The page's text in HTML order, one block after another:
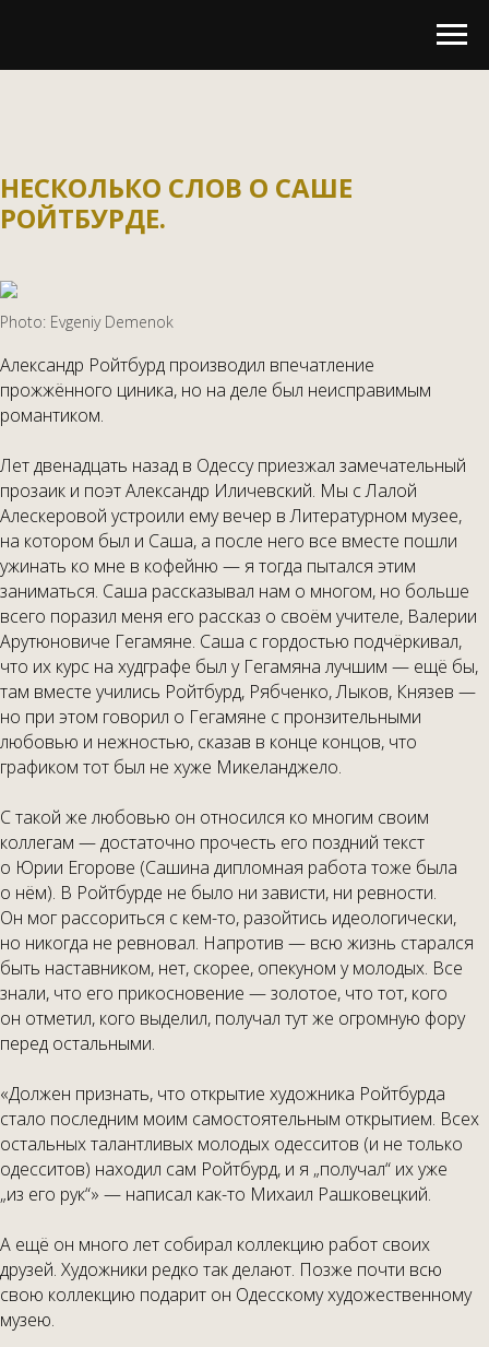
НЕСКОЛЬКО СЛОВ О САШЕ
РОЙТБУРДЕ.
Photo: Evgeniy Demenok
Александр Ройтбурд производил впечатление
прожжённого циника, но на деле был неисправимым
романтиком.
Лет двенадцать назад в Одессу приезжал замечательный
прозаик и поэт Александр Иличевский. Мы с Лалой
Алескеровой устроили ему вечер в Литературном музее,
на котором был и Саша, а после него все вместе пошли
ужинать ко мне в кофейню — я тогда пытался этим
заниматься. Саша рассказывал нам о многом, но больше
всего поразил меня его рассказ о своём учителе, Валерии
Арутюновиче Гегамяне. Саша с гордостью подчёркивал,
что их курс на худграфе был у Гегамяна лучшим — ещё бы,
там вместе учились Ройтбурд, Рябченко, Лыков, Князев —
но при этом говорил о Гегамяне с пронзительными
любовью и нежностью, сказав в конце концов, что
графиком тот был не хуже Микеланджело.
С такой же любовью он относился ко многим своим
коллегам — достаточно прочесть его поздний текст
о Юрии Егорове (Сашина дипломная работа тоже была
о нём). В Ройтбурде не было ни зависти, ни ревности.
Он мог рассориться с кем-то, разойтись идеологически,
но никогда не ревновал. Напротив — всю жизнь старался
быть наставником, нет, скорее, опекуном у молодых. Все
знали, что его прикосновение — золотое, что тот, кого
он отметил, кого выделил, получал тут же огромную фору
перед остальными.
«Должен признать, что открытие художника Ройтбурда
стало последним моим само­стоятельным открытием. Всех
остальных талантливых молодых одесситов (и не только
одесситов) находил сам Ройт­бурд, и я „получал“ их уже
„из его рук“» — написал как-то Михаил Рашковецкий.
А ещё он много лет собирал коллекцию работ своих
друзей. Художники редко так делают. Позже почти всю
свою коллекцию подарит он Одесскому художественному
музею.